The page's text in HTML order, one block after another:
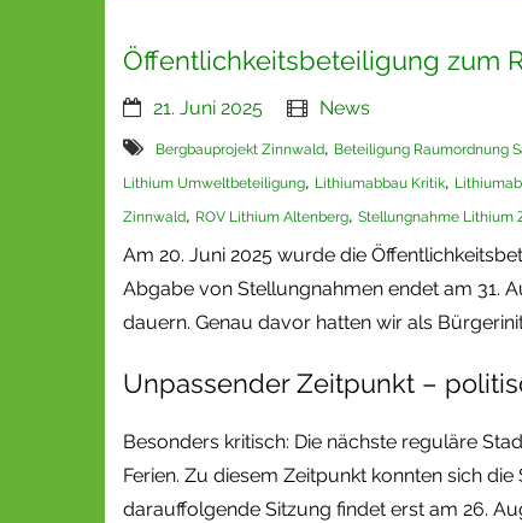
Öffentlichkeitsbeteiligung zum
21. Juni 2025 News
Bergbauprojekt Zinnwald, Beteiligung Raumordnung
Lithium Umweltbeteiligung, Lithiumabbau Kritik,
Zinnwald, ROV Lithium Altenberg, Stellungnahme Lithium
Am 20. Juni 2025 wurde die
Abgabe von Stellungnahmen endet am 31.
dauern. Genau davor hatten wir als
Unpassender Zeitpunkt –
Besonders kritisch: Die nächste reguläre
Ferien. Zu diesem Zeitpunkt konnten sich
darauffolgende Sitzung findet erst am 26.